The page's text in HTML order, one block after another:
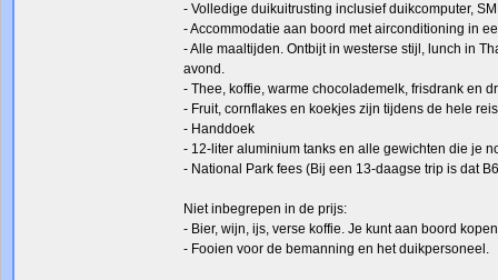
- Volledige duikuitrusting inclusief duikcomputer,
- Accommodatie aan boord met airconditioning in
- Alle maaltijden. Ontbijt in westerse stijl, lunch in
avond.
- Thee, koffie, warme chocolademelk, frisdrank en
- Fruit, cornflakes en koekjes zijn tijdens de hele
- Handdoek
- 12-liter aluminium tanks en alle gewichten die je
- National Park fees (Bij een 13-daagse trip is dat
Niet inbegrepen in de prijs:
- Bier, wijn, ijs, verse koffie. Je kunt aan boord
- Fooien voor de bemanning en het duikpersoneel.